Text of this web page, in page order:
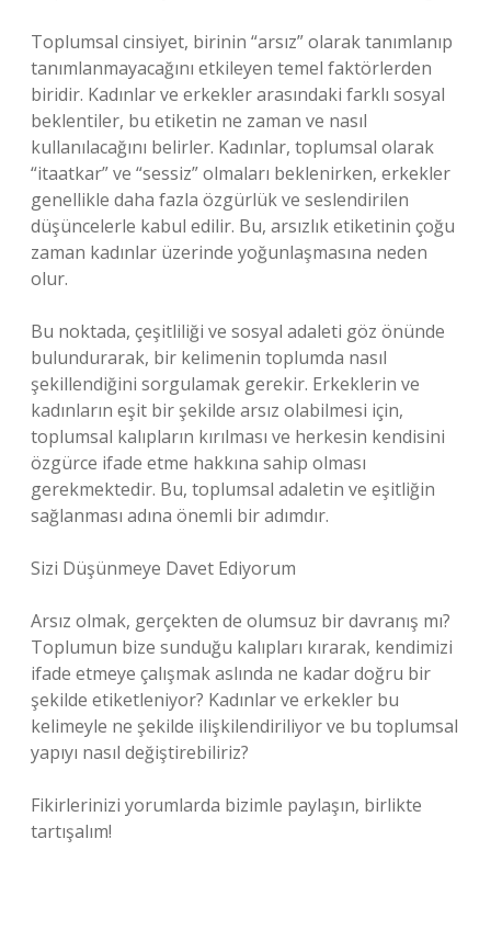
Toplumsal cinsiyet, birinin “arsız” olarak tanımlanıp
tanımlanmayacağını etkileyen temel faktörlerden
biridir. Kadınlar ve erkekler arasındaki farklı sosyal
beklentiler, bu etiketin ne zaman ve nasıl
kullanılacağını belirler. Kadınlar, toplumsal olarak
“itaatkar” ve “sessiz” olmaları beklenirken, erkekler
genellikle daha fazla özgürlük ve seslendirilen
düşüncelerle kabul edilir. Bu, arsızlık etiketinin çoğu
zaman kadınlar üzerinde yoğunlaşmasına neden
olur.
Bu noktada, çeşitliliği ve sosyal adaleti göz önünde
bulundurarak, bir kelimenin toplumda nasıl
şekillendiğini sorgulamak gerekir. Erkeklerin ve
kadınların eşit bir şekilde arsız olabilmesi için,
toplumsal kalıpların kırılması ve herkesin kendisini
özgürce ifade etme hakkına sahip olması
gerekmektedir. Bu, toplumsal adaletin ve eşitliğin
sağlanması adına önemli bir adımdır.
Sizi Düşünmeye Davet Ediyorum
Arsız olmak, gerçekten de olumsuz bir davranış mı?
Toplumun bize sunduğu kalıpları kırarak, kendimizi
ifade etmeye çalışmak aslında ne kadar doğru bir
şekilde etiketleniyor? Kadınlar ve erkekler bu
kelimeyle ne şekilde ilişkilendiriliyor ve bu toplumsal
yapıyı nasıl değiştirebiliriz?
Fikirlerinizi yorumlarda bizimle paylaşın, birlikte
tartışalım!